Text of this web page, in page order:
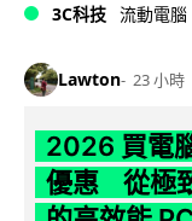
3C科技 流動電腦
Lawton 23 小時
2026 買電
優惠 從極